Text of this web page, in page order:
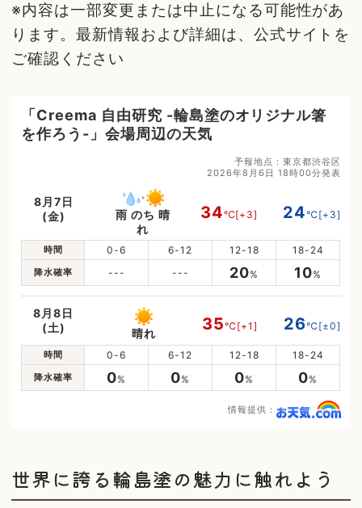
※内容は一部変更または中止になる可能性があ
ります。最新情報および詳細は、公式サイトを
ご確認ください
「Creema 自由研究 -輪島塗のオリジナル箸
を作ろう-」会場周辺の天気
予報地点：東京都渋谷区
2026年8月6日 18時00分発表
8月7日
(金)
雨 のち 晴
れ
34℃[+3] 24℃[+3]
時間 0-6 6-12 12-18 18-24
降水確率 --- --- 20% 10%
8月8日
(土)
晴れ 35℃[+1] 26℃[±0]
時間 0-6 6-12 12-18 18-24
降水確率 0% 0% 0% 0%
情報提供：
世界に誇る輪島塗の魅力に触れよう